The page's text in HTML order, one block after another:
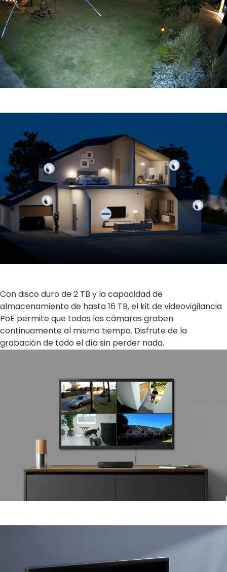
Con disco duro de 2 TB y la capacidad de
almacenamiento de hasta 16 TB, el kit de videovigilancia
PoE permite que todas las cámaras graben
continuamente al mismo tiempo. Disfrute de la
grabación de todo el día sin perder nada.